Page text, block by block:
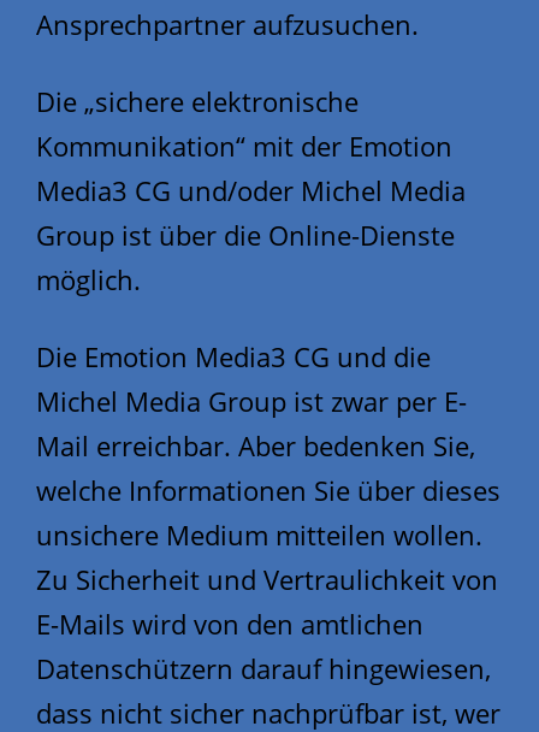
Ansprechpartner aufzusuchen.
Die „sichere elektronische
Kommunikation“ mit der Emotion
Media3 CG und/oder Michel Media
Group ist über die Online-Dienste
möglich.
Die Emotion Media3 CG und die
Michel Media Group ist zwar per E-
Mail erreichbar. Aber bedenken Sie,
welche Informationen Sie über dieses
unsichere Medium mitteilen wollen.
Zu Sicherheit und Vertraulichkeit von
E-Mails wird von den amtlichen
Datenschützern darauf hingewiesen,
dass nicht sicher nachprüfbar ist, wer